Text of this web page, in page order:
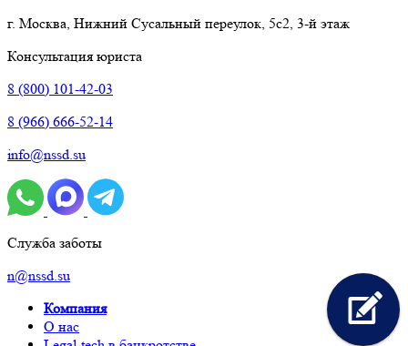
г. Москва, Нижний Сусальный переулок, 5с2, 3-й этаж
Консультация юриста
8 (800) 101-42-03
8 (966) 666-52-14
info@nssd.su
Служба заботы
n@nssd.su
Компания
О нас